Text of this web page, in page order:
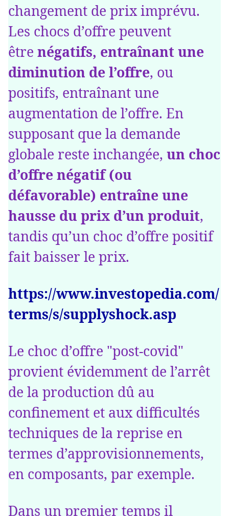
changement de prix imprévu.
Les chocs d’offre peuvent
être négatifs, entraînant une
diminution de l’offre, ou
positifs, entraînant une
augmentation de l’offre. En
supposant que la demande
globale reste inchangée, un choc
d’offre négatif (ou
défavorable) entraîne une
hausse du prix d’un produit,
tandis qu’un choc d’offre positif
fait baisser le prix.
https://www.investopedia.com/
terms/s/supplyshock.asp
Le choc d’offre "post-covid"
provient évidemment de l’arrêt
de la production dû au
confinement et aux difficultés
techniques de la reprise en
termes d’approvisionnements,
en composants, par exemple.
Dans un premier temps il